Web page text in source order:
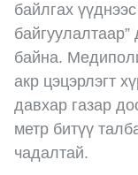
байлгах
байна.
акр цэцэрлэгт
давхар газар
метр битүү
чадалтай.